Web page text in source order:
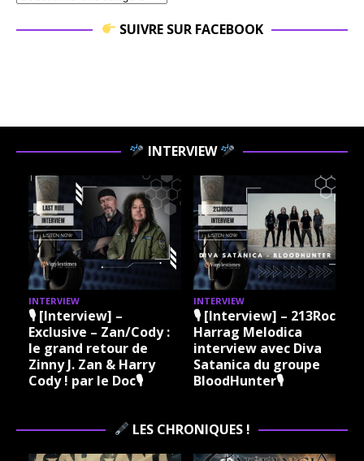
SUIVRE SUR FACEBOOK
INTERVIEW
INTERVIEW
🎙 [Interview] – 213Rock
Harrag Melodica &
Madama Rock – Sylvie
Grare 20 07 2026
Vinylestimes Classic
INTERVIEW
🎙 [Interview] – 213Rock
Harrag Melodica Live
interview avec Hannes
Braun du groupe Kissin
Dynamite 🎙
LES CHRONIQUES !